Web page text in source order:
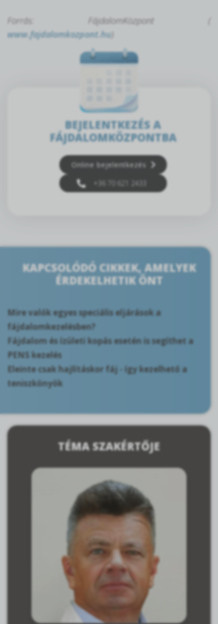
Forrás: FájdalomKözpont (
www.fajdalomkozpont.hu
BEJELENTKEZÉS A
FÁJDALOMKÖZPONTBA
Online bejelentkezés
+36 70 621 2433
KAPCSOLÓDÓ CIKKEK, AMELYEK
ÉRDEKELHETIK ÖNT
Mire valók egyes speciális eljárások a
fájdalomkezelésben?
Fájdalom és ízületi kopás esetén is segíthet a
PENS kezelés
Eleinte csak hajlításkor fáj - így kezelhető a
teniszkönyök
TÉMA SZAKÉRTŐJE